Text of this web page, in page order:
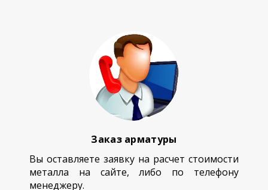
Заказ арматуры
Вы оставляете заявку на расчет стоимости
металла на сайте, либо по телефону
менеджеру.